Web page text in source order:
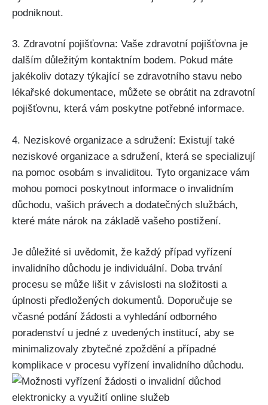
podniknout.
3. Zdravotní pojišťovna: Vaše zdravotní pojišťovna je
dalším důležitým kontaktním bodem. Pokud máte
jakékoliv dotazy týkající se zdravotního stavu nebo
lékařské dokumentace, můžete se obrátit na zdravotní
pojišťovnu, která vám poskytne potřebné informace.
4. Neziskové organizace a sdružení: Existují také
neziskové organizace a sdružení, která se specializují
na pomoc osobám s invaliditou. Tyto organizace vám
mohou pomoci poskytnout informace o invalidním
důchodu, vašich právech a dodatečných službách,
které máte nárok na základě vašeho postižení.
Je důležité si uvědomit, že každý případ vyřízení
invalidního důchodu je individuální. Doba trvání
procesu se může lišit v závislosti na složitosti a
úplnosti předložených dokumentů. Doporučuje se
včasné podání žádosti a vyhledání odborného
poradenství u jedné z uvedených institucí, aby se
minimalizovaly zbytečné zpoždění a případné
komplikace v procesu vyřízení invalidního důchodu.